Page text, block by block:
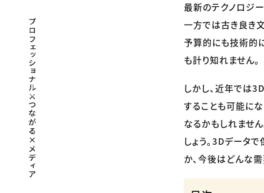
プロフェッショナル×つながる×メディア
最新のテクノロジ
一方では古き良き
予算的にも技術的
も計り知れません。
しかし、近年では
することも可能に
なるかもしれませ
しょう。3Dデータ
か、今後はどんな